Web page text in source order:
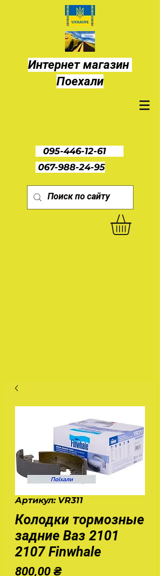
Интернет магазин
Поехали
095-446-12-61
067-988-24-95
Артикул: VR311
Колодки тормозные
задние Ваз 2101
2107 Finwhale
800,00 ₴Цена